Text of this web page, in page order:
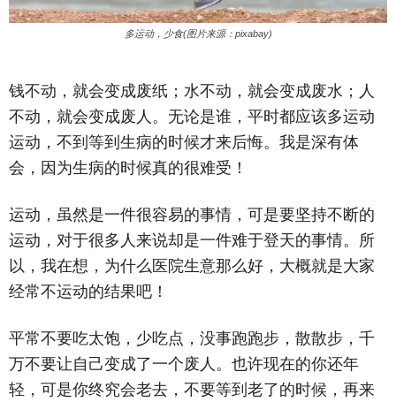
多运动，少食(图片来源：pixabay)
钱不动，就会变成废纸；水不动，就会变成废水；人
不动，就会变成废人。无论是谁，平时都应该多运动
运动，不到等到生病的时候才来后悔。我是深有体
会，因为生病的时候真的很难受！
运动，虽然是一件很容易的事情，可是要坚持不断的
运动，对于很多人来说却是一件难于登天的事情。所
以，我在想，为什么医院生意那么好，大概就是大家
经常不运动的结果吧！
平常不要吃太饱，少吃点，没事跑跑步，散散步，千
万不要让自己变成了一个废人。也许现在的你还年
轻，可是你终究会老去，不要等到老了的时候，再来